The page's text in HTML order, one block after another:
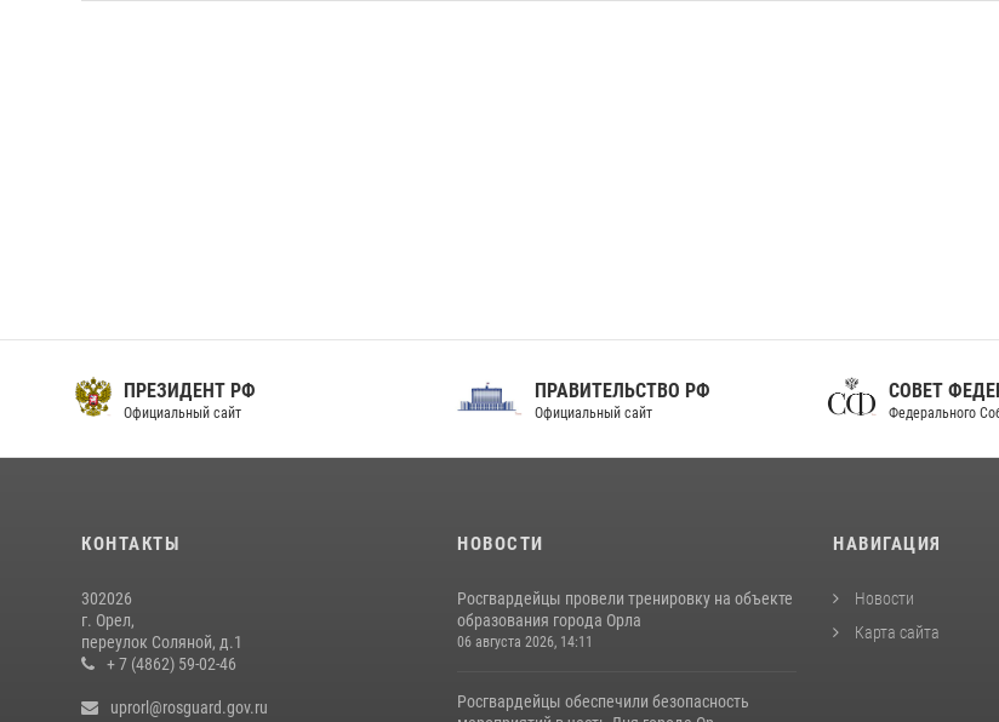
ПРЕЗИДЕНТ РФ
Официальный сайт
ПРАВИТЕЛЬСТВО РФ
Официальный сайт
СОВЕТ
Федерального
КОНТАКТЫ
302026
г. Орел,
переулок Соляной, д.1
+ 7 (4862) 59-02-46
uprorl@rosguard.gov.ru
НОВОСТИ
Росгвардейцы провели тренировку на объекте
образования города Орла
06 августа 2026, 14:11
Росгвардейцы обеспечили безопасность
НАВИГАЦИЯ
Новости
Карта сайта